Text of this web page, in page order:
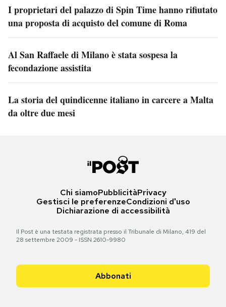
I proprietari del palazzo di Spin Time hanno rifiutato
una proposta di acquisto del comune di Roma
Al San Raffaele di Milano è stata sospesa la
fecondazione assistita
La storia del quindicenne italiano in carcere a Malta
da oltre due mesi
Chi siamoPubblicitàPrivacy
Gestisci le preferenzeCondizioni d'uso
Dichiarazione di accessibilità
Il Post è una testata registrata presso il Tribunale di Milano, 419 del
28 settembre 2009 - ISSN 2610-9980
Abbonati